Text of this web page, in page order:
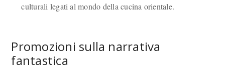
culturali legati al mondo della cucina orientale.
Promozioni sulla narrativa
fantastica